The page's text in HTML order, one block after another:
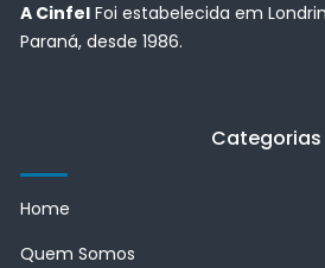
A Cinfel Foi estabelecida em
Paraná, desde 1986.
Categorias
Home
Quem Somos